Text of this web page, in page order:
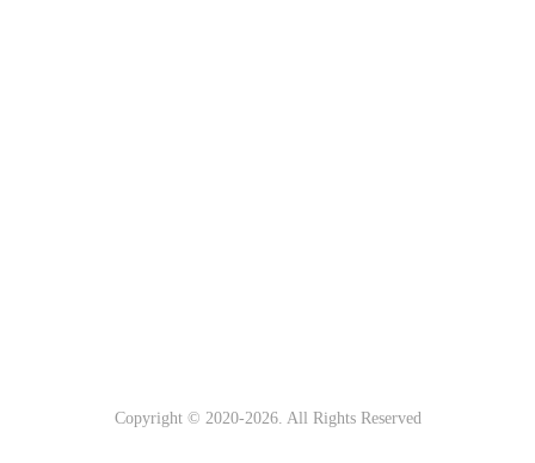
Copyright © 2020-2026. All Rights Reserved